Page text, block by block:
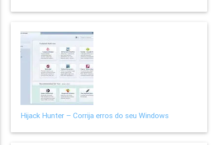
Hijack Hunter – Corrija erros do seu Windows